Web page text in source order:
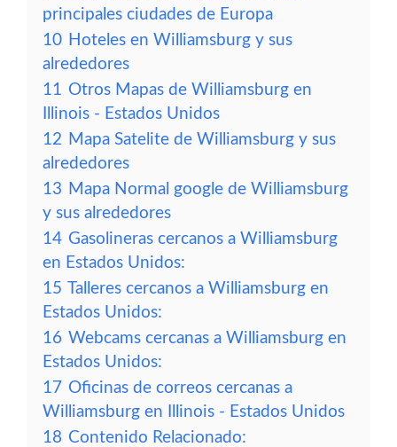
principales ciudades de Europa
10 Hoteles en Williamsburg y sus
alrededores
11 Otros Mapas de Williamsburg en
Illinois - Estados Unidos
12 Mapa Satelite de Williamsburg y sus
alrededores
13 Mapa Normal google de Williamsburg
y sus alrededores
14 Gasolineras cercanos a Williamsburg
en Estados Unidos:
15 Talleres cercanos a Williamsburg en
Estados Unidos:
16 Webcams cercanas a Williamsburg en
Estados Unidos:
17 Oficinas de correos cercanas a
Williamsburg en Illinois - Estados Unidos
18 Contenido Relacionado: